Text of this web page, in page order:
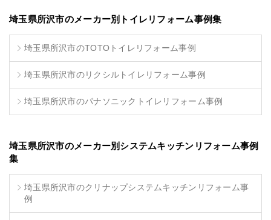
埼玉県所沢市のメーカー別トイレリフォーム事例集
埼玉県所沢市のTOTOトイレリフォーム事例
埼玉県所沢市のリクシルトイレリフォーム事例
埼玉県所沢市のパナソニックトイレリフォーム事例
埼玉県所沢市のメーカー別システムキッチンリフォーム事例
集
埼玉県所沢市のクリナップシステムキッチンリフォーム事
例